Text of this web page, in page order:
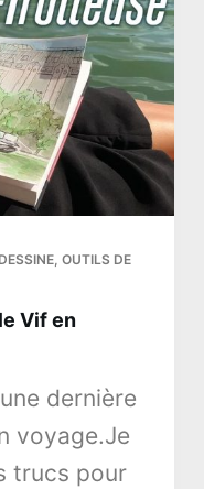
, OUTILS DE
Vif en
dernière
voyage.Je
trucs pour